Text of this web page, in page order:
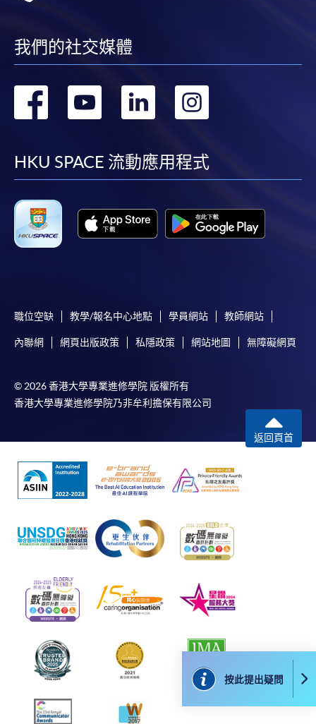
免責聲明
本學院會力求在有關網頁上刊載的資訊正確和合時，但本學院
卻不能為這些資訊作出任何明確或隱含的保證。本學院尤其不
本學院（包括其僱員及附屬機構）對你在網上付款而由下列原
因所導致的任何損失，一概不負責；上述原因包括：（1）由
付款銀行或獨立商戶因為付款的網關在處理付款的信用卡、付
款卡、智能卡或其他付款的設施時出現任何信息或資訊傳送的
因，包括未獲授權進入、資料傳送的改動、任何非法行為等。
1. 現金、「易辦事」（EPS）、微信支付
(WeChat Pay) 或支付寶(Alipay)
辦事」、微信支付（WeChat Pay）或支付寶
（Alipay） 繳付學費。
2. 支票或銀行本票
如以劃線支票或銀行本票繳付，抬頭請註明「香港大
學專業進修學院」。支票背面請寫上課程名稱及申請
親臨學院各報名中心遞交劃線支票、報名表格及有關
或可將上述文件一併寄交各報名中心，信封上請註明
按此提出疑問
折
我們的社交媒體
轉
facebook
轉
youtube
轉
linkedin
HKU SPACE 流動應用程式
職位空缺 教學/報名中心地點 學員網站 教師網站
內聯網 網頁出版政策 私隱政策 網站地圖 無障礙網頁
© 2026 香港大學專業進修學院 版權所有
香港大學專業進修學院乃非牟利擔保有限公司
返回頁首